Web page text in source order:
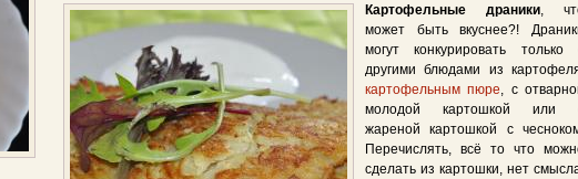
Картофельные драники,
может быть вкуснее?!
могут конкурировать только
другими блюдами из
картофельным пюре, с
молодой картошкой или
жареной картошкой с
Перечислять, всё то что
сделать из картошки, нет